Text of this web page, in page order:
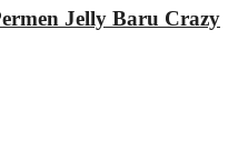
Jelly Baru Crazy